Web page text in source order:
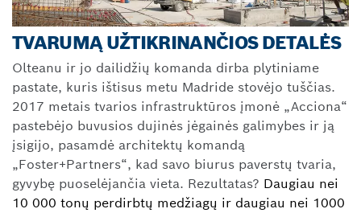
TVARUMĄ UŽTIKRINANČIOS DETALĖS
Olteanu ir jo dailidžių komanda dirba plytiniame
pastate, kuris ištisus metu Madride stovėjo tuščias.
2017 metais tvarios infrastruktūros įmonė „Acciona“
pastebėjo buvusios dujinės jėgainės galimybes ir ją
įsigijo, pasamdė architektų komandą
„Foster+Partners“, kad savo biurus paverstų tvaria,
gyvybę puoselėjančia vieta. Rezultatas? Daugiau nei
10 000 tonų perdirbtų medžiagų ir daugiau nei 1000